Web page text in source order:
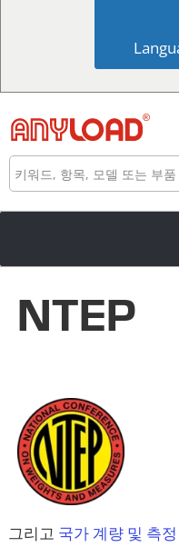
색
NTEP
그리고 국가 계량 및 측